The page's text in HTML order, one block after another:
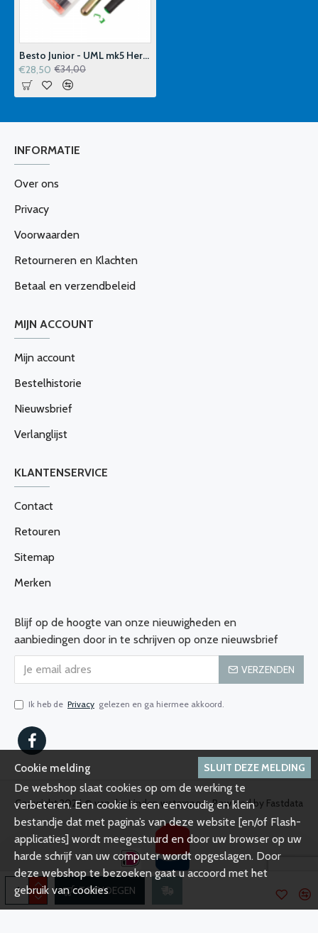
TOEVOEGEN
Besto Junior - UML mk5 Herlaadset 24 Gram - 100N
€28,50 €34,00
INFORMATIE
Over ons
Privacy
Voorwaarden
Retourneren en Klachten
Betaal en verzendbeleid
MIJN ACCOUNT
Mijn account
Bestelhistorie
Nieuwsbrief
Verlanglijst
KLANTENSERVICE
Contact
Retouren
Sitemap
Merken
Blijf op de hoogte van onze nieuwigheden en
aanbiedingen door in te schrijven op onze nieuwsbrief
VERZENDEN
Ik heb de Privacy gelezen en ga hiermee akkoord.
Copyright 2024 © van der Linden watersport, Powered by Fastdata
SLUIT DEZE MELDING
Cookie melding
De webshop slaat cookies op om de werking te
verbeteren. Een cookie is een eenvoudig en klein
bestandje dat met pagina’s van deze website [en/of Flash-
applicaties] wordt meegestuurd en door uw browser op uw
harde schrijf van uw computer wordt opgeslagen. Door
deze webshop te bezoeken gaat u accoord met het
gebruik van cookies